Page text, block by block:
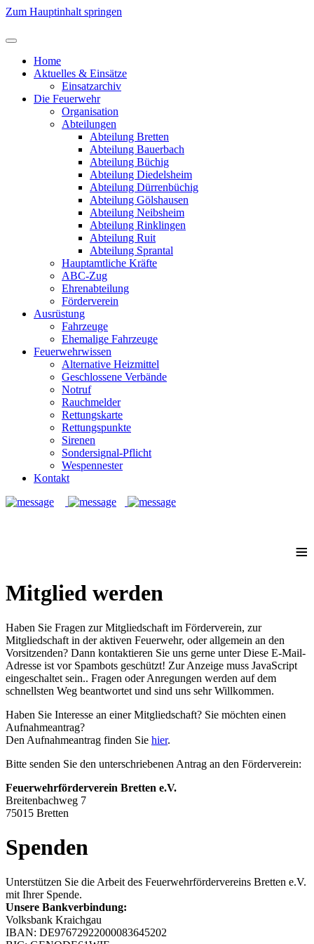
Zum Hauptinhalt springen
Home
Aktuelles & Einsätze
Einsatzarchiv
Die Feuerwehr
Organisation
Abteilungen
Abteilung Bretten
Abteilung Bauerbach
Abteilung Büchig
Abteilung Diedelsheim
Abteilung Dürrenbüchig
Abteilung Gölshausen
Abteilung Neibsheim
Abteilung Rinklingen
Abteilung Ruit
Abteilung Sprantal
Hauptamtliche Kräfte
ABC-Zug
Ehrenabteilung
Förderverein
Ausrüstung
Fahrzeuge
Ehemalige Fahrzeuge
Feuerwehrwissen
Alternative Heizmittel
Geschlossene Verbände
Notruf
Rauchmelder
Rettungskarte
Rettungspunkte
Sirenen
Sondersignal-Pflicht
Wespennester
Kontakt
≡
Mitglied werden
Haben Sie Fragen zurMitgliedschaft im Förderverein, zur
Mitgliedschaft in der aktiven Feuerwehr, oder allgemein an den
Vorsitzenden? Dann kontaktieren Sie uns gerne unterDiese E-Mail-
Adresse ist vor Spambots geschützt! Zur Anzeige muss JavaScript
eingeschaltet sein.. Fragen oder Anregungen werden auf dem
schnellsten Weg beantwortet und sind uns sehr Willkommen.
Haben Sie Interesse an einer Mitgliedschaft? Sie möchten einen
Aufnahmeantrag?
Den Aufnahmeantrag finden Sie hier.
Bitte senden Sie den unterschriebenen Antrag an den Förderverein:
Feuerwehrförderverein Bretten e.V.
Breitenbachweg 7
75015 Bretten
Spenden
Unterstützen Sie die Arbeit des Feuerwehrfördervereins Bretten e.V.
mit Ihrer Spende.
Unsere Bankverbindung:
Volksbank Kraichgau
IBAN: DE97672922000083645202